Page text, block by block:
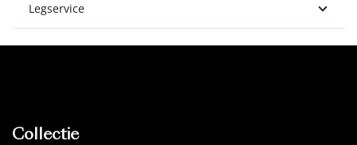
Legservice
Collectie